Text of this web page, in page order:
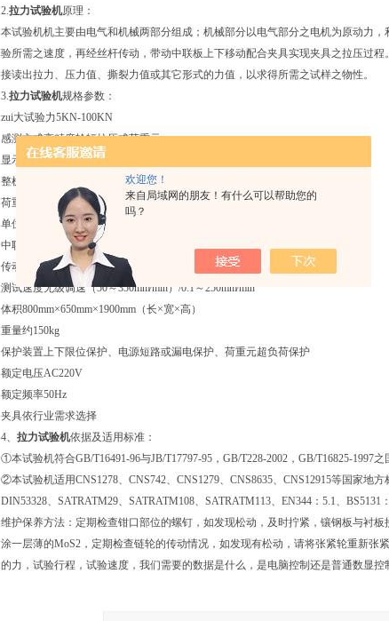
欢迎您！
来自局域网的朋友！有什么可以帮助您的
吗？
2.拉力试验机原理：
本试验机机主要由电气和机械两部分组成；机械部分以电气部分之电机为原动力
验所需之速度，再经丝杆传动，带动中联板上下移动配合夹具实现夹具之拉压过
接读出拉力、压力值、撕裂力值或其它形式的力值，以求得所需之试样之物性。
3.拉力试验机规格参数：
zui大试验力5KN-100KN
感测方式高精度轮辐拉压式荷重元
显示器液晶数显/电脑软件程序
整机精度0.5级
荷重精度
0.5级（±0.5℅）
单位切换N（牛顿）、KGF（千克）、LBF（英磅）、G（克）等等
中联板行程
600mm
传动控制方式AC变频电机/交流伺服电机
测试速度无级调速（50～350mm∕min）/0.1～250mm∕min
体积800mm×650mm×1900mm（长×宽×高）
重量约150kg
保护装置上下限位保护、电源短路或漏电保护、荷重元超负荷保护
额定电压AC220V
额定频率50Hz
夹具依行业需求选择
4、 拉力试验机依据及适用标准：
①本试验机符合GB/T16491-96与JB/T17797-95，GB/T228-2002，GB/T16825-1997之
②本试验机适用CNS1278、CNS742、CNS1279、CNS8635、CNS12915等国家地
DIN53328、SATRATM29、SATRATM108、SATRATM113、EN344：5.1、BS5131
维护保养方法：定期检查钳口部位的螺钉，如发现松动，及时拧紧，镶钢板与衬
涂一层薄的MoS2，定期检查链轮的传动情况，如发现有松动，请将张紧轮重新张
的力，试验行程，试验速度，我们需要的数据是什么，是电脑控制还是普通数显控